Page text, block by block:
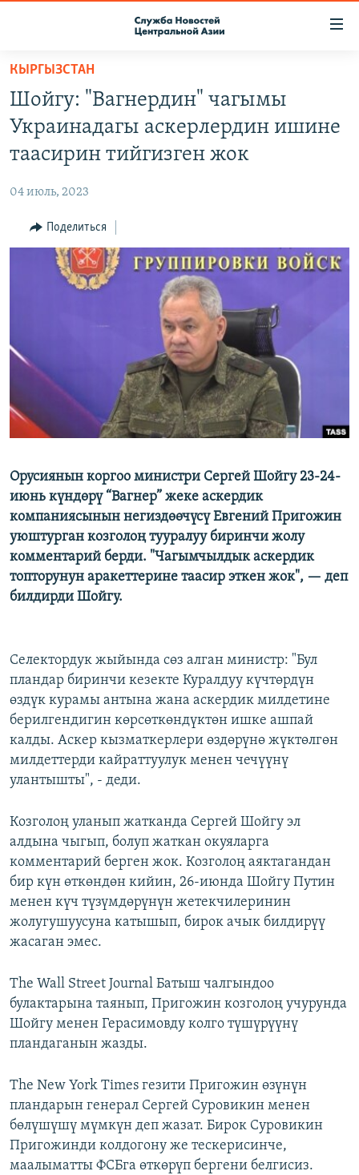
Вернуться
основному
содержанию
Вернутся
главной
Вернутся
ПОДПИСКА
КОНТАКТЫ
НАСТОЯЩЕЕ ВРЕМЯ
МИГРАНТ МЕДИА
КЫРГЫЗСТАН
Шойгу: "Вагнердин" чагымы
Украинадагы аскерлердин ишине
таасирин тийгизген жок
04 июль, 2023
Поделиться
Орусиянын коргоо министри Сергей Шойгу 23-24-
июнь күндөрү “Вагнер” жеке аскердик
компаниясынын негиздөөчүсү Евгений Пригожин
уюштурган козголоң тууралуу биринчи жолу
комментарий берди. "Чагымчылдык аскердик
топторунун аракеттерине таасир эткен жок", — деп
билдирди Шойгу.
Селектордук жыйында сөз алган министр: "Бул
пландар биринчи кезекте Куралдуу күчтөрдүн
өздүк курамы антына жана аскердик милдетине
берилгендигин көрсөткөндүктөн ишке ашпай
калды. Аскер кызматкерлери өздөрүнө жүктөлгөн
милдеттерди кайраттуулук менен чечүүнү
улантышты", - деди.
Козголоң уланып жатканда Сергей Шойгу эл
алдына чыгып, болуп жаткан окуяларга
комментарий берген жок. Козголоң аяктагандан
бир күн өткөндөн кийин, 26-июнда Шойгу Путин
менен күч түзүмдөрүнүн жетекчилеринин
жолугушуусуна катышып, бирок ачык билдирүү
жасаган эмес.
The Wall Street Journal Батыш чалгындоо
булактарына таянып, Пригожин козголоң учурунда
Шойгу менен Герасимовду колго түшүрүүнү
пландаганын жазды.
The New York Times гезити Пригожин өзүнүн
пландарын генерал Сергей Суровикин менен
бөлүшүшү мүмкүн деп жазат. Бирок Суровикин
Пригожинди колдогону же тескерисинче,
маалыматты ФСБга өткөрүп бергени белгисиз.